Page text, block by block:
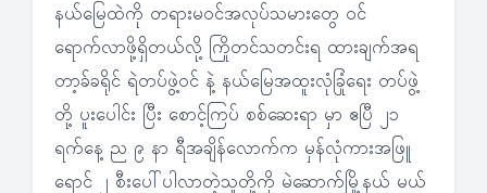
နယ်မြေထဲကို တရားမဝင်အလုပ်သမားတွေ ဝင်
ရောက်လာဖို့ရှိတယ်လို့ ကြိုတင်သတင်းရ ထားချက်အရ
တာ့ခ်ခရိုင် ရဲတပ်ဖွဲ့ဝင် နဲ့ နယ်မြေအထူးလုံခြုံရေး တပ်ဖွဲ့
တို့ ပူးပေါင်း ပြီး စောင့်ကြပ် စစ်ဆေးရာ မှာ ဧပြီ ၂၁
ရက်နေ့ ည ၉ နာ ရီအချိန်လောက်က မှန်လုံကားအဖြူ
ရောင် ၂ စီးပေါ်ပါလာတဲ့သူတို့ကို မဲဆောက်မြို့နယ် မယ်